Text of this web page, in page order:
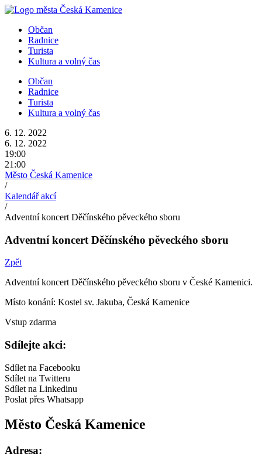
Přejít
obsahuObčan
Radnice
Turista
Kultura a volný čas
Občan
Radnice
Turista
Kultura a volný čas
6. 12. 2022
6. 12. 2022
19:00
21:00
Město Česká Kamenice
/
Kalendář akcí
/
Adventní koncert Děčínského pěveckého sboru
Adventní koncert Děčínského pěveckého sboru
Zpět
Adventní koncert Děčínského pěveckého sboru v České Kamenici.
Místo konání: Kostel sv. Jakuba, Česká Kamenice
Vstup zdarma
Sdílejte akci:
Sdílet na Facebooku
Sdílet na Twitteru
Sdílet na Linkedinu
Poslat přes Whatsapp
Město Česká Kamenice
Adresa: